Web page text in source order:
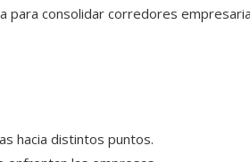
para consolidar corredores
hacia distintos puntos.